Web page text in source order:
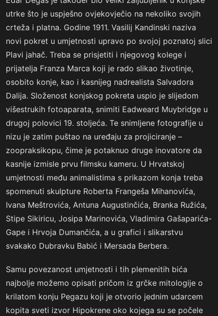
utrke što je uspješno ovjekovječio na nekoliko svojih
crteža i platna. Godine 1911. Vasilij Kandinski naziva
novi pokret u umjetnosti upravo po svojoj poznatoj slici
Plavi jahač. Treba se prisjetiti i njegovog kolege i
prijatelja Franza Marca koji je rado slikao životinje,
osobito konje, kao i kasnijeg nadrealista Salvadora
Dalija. Složenost konjskog pokreta uspio je slijedom
višestrukih fotoaparata, snimiti Eadweard Muybridge u
drugoj polovici 19. stoljeća. Te snimljene fotografije u
nizu je zatim puštao na uređaju za projiciranje –
zoopraksikopu, čime je potaknuo druge inovatore da
kasnije izmisle prvu filmsku kameru. U Hrvatskoj
umjetnosti među animalistima s prikazom konja treba
spomenuti skulpture Roberta Frangeša Mihanovića,
Ivana Meštrovića, Antuna Augustinčića, Branka Ružića,
Stipe Sikiricu, Josipa Marinovića, Vladimira Gašaparića-
Gape i Hrvoja Dumančića, a u grafici i slikarstvu
svakako Dubravku Babić i Mersada Berbera.
Samu povezanost umjetnosti i tih plemenitih bića
najbolje možemo opisati pričom iz grčke mitologije o
krilatom konju Pegazu koji je otvorio jednim udarcem
kopita sveti izvor Hipokrene oko kojega su se počele